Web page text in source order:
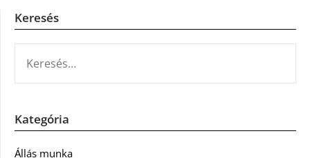
Keresés
Kategória
Állás munka